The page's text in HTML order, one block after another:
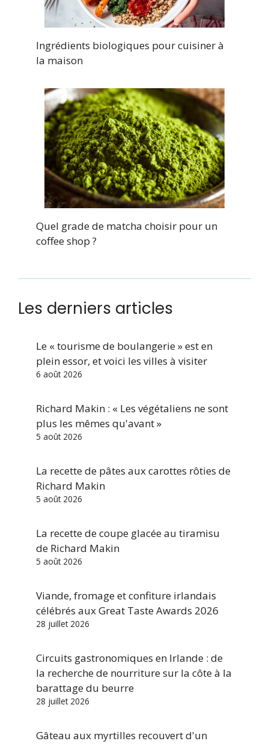
Ingrédients biologiques pour cuisiner à
la maison
Quel grade de matcha choisir pour un
coffee shop ?
Les derniers articles
Le « tourisme de boulangerie » est en
plein essor, et voici les villes à visiter
6 août 2026
Richard Makin : « Les végétaliens ne sont
plus les mêmes qu'avant »
5 août 2026
La recette de pâtes aux carottes rôties de
Richard Makin
5 août 2026
La recette de coupe glacée au tiramisu
de Richard Makin
5 août 2026
Viande, fromage et confiture irlandais
célébrés aux Great Taste Awards 2026
28 juillet 2026
Circuits gastronomiques en Irlande : de
la recherche de nourriture sur la côte à la
barattage du beurre
28 juillet 2026
Gâteau aux myrtilles recouvert d'un